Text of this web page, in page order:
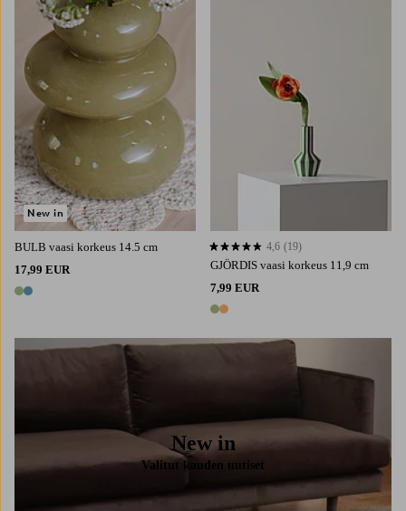
BULB vaasi korkeus 14.5 cm
17,99 EUR
2 värejä
New in
GJÖRDIS vaasi korkeus 11,9 cm
7,99 EUR
2 värejä
4,6 perustuen 19 arvosanaan
4,6 (19)
New in
Valitut kauden uutiset